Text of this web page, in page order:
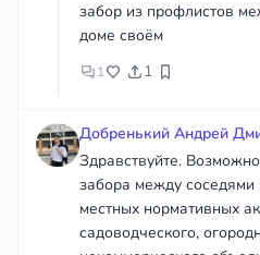
забор из профлистов
доме своём
1 1
Добренький Андрей
Здравствуйте.
забора между соседями
местных нормативных
садоводческого,